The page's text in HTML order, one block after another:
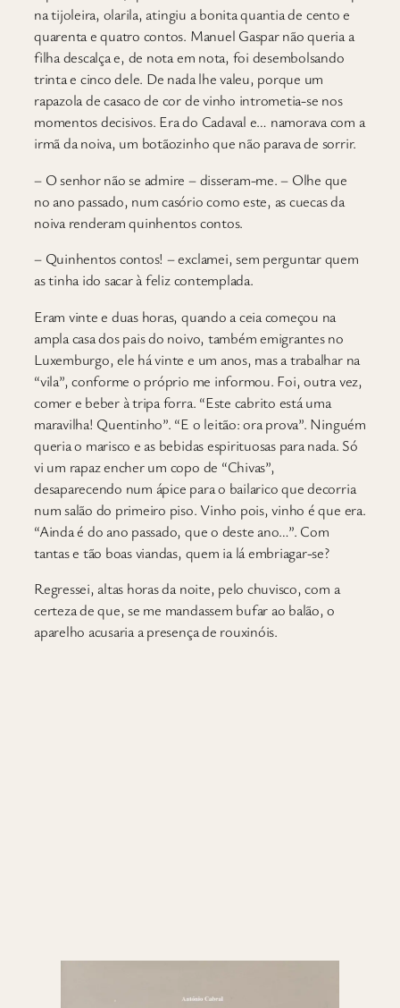
na tijoleira, olarila, atingiu a bonita quantia de cento e
quarenta e quatro contos. Manuel Gaspar não queria a
filha descalça e, de nota em nota, foi desembolsando
trinta e cinco dele. De nada lhe valeu, porque um
rapazola de casaco de cor de vinho intrometia-se nos
momentos decisivos. Era do Cadaval e… namorava com a
irmã da noiva, um botãozinho que não parava de sorrir.
– O senhor não se admire – disseram-me. – Olhe que
no ano passado, num casório como este, as cuecas da
noiva renderam quinhentos contos.
– Quinhentos contos! – exclamei, sem perguntar quem
as tinha ido sacar à feliz contemplada.
Eram vinte e duas horas, quando a ceia começou na
ampla casa dos pais do noivo, também emigrantes no
Luxemburgo, ele há vinte e um anos, mas a trabalhar na
“vila”, conforme o próprio me informou. Foi, outra vez,
comer e beber à tripa forra. “Este cabrito está uma
maravilha! Quentinho”. “E o leitão: ora prova”. Ninguém
queria o marisco e as bebidas espirituosas para nada. Só
vi um rapaz encher um copo de “Chivas”,
desaparecendo num ápice para o bailarico que decorria
num salão do primeiro piso. Vinho pois, vinho é que era.
“Ainda é do ano passado, que o deste ano…”. Com
tantas e tão boas viandas, quem ia lá embriagar-se?
Regressei, altas horas da noite, pelo chuvisco, com a
certeza de que, se me mandassem bufar ao balão, o
aparelho acusaria a presença de rouxinóis.